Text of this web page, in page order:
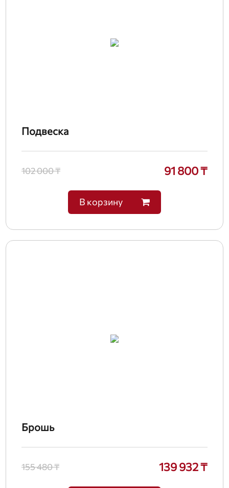
Подвеска
102 000 ₸ 91 800 ₸
В корзину
Брошь
155 480 ₸ 139 932 ₸